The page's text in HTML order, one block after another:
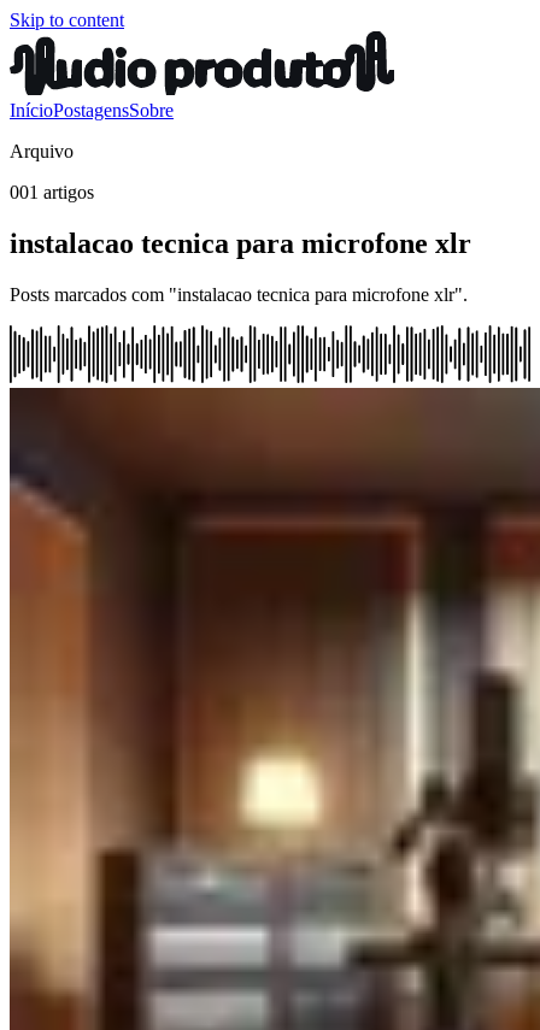
Skip to content
InícioPostagensSobre
Arquivo
001 artigos
instalacao tecnica para microfone xlr
Posts marcados com "instalacao tecnica para microfone xlr".